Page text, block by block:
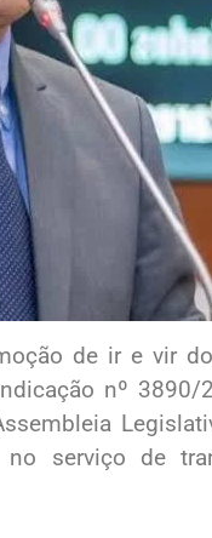
de ir e vir
nº 3890/
serviço de